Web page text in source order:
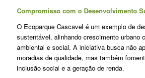
Compromisso com o Desenvolvimento
O Ecoparque Cascavel é um exemplo de
sustentável, alinhando crescimento urbano
ambiental e social. A iniciativa busca não
moradias de qualidade, mas também
inclusão social e a geração de renda.